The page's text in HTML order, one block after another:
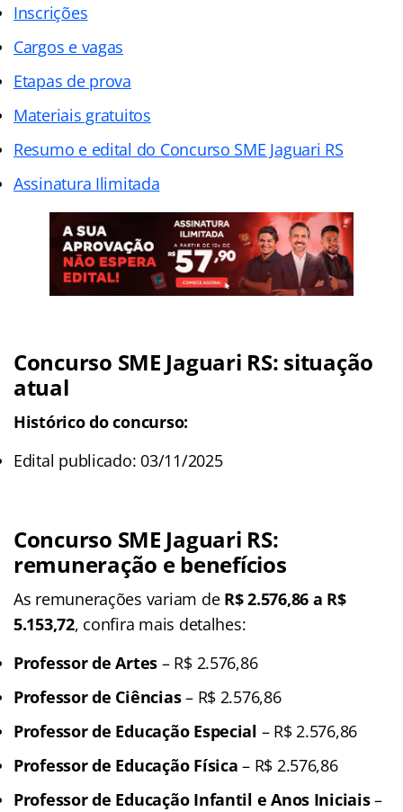
Inscrições
Cargos e vagas
Etapas de prova
Materiais gratuitos
Resumo e edital do Concurso SME Jaguari RS
Assinatura Ilimitada
Concurso SME Jaguari RS: situação
atual
Histórico do concurso:
Edital publicado: 03/11/2025
Concurso SME Jaguari RS:
remuneração e benefícios
As remunerações variam de R$ 2.576,86 a R$
5.153,72, confira mais detalhes:
Professor de Artes – R$ 2.576,86
Professor de Ciências– R$ 2.576,86
Professor de Educação Especial – R$ 2.576,86
Professor de Educação Física – R$ 2.576,86
Professor de Educação Infantil e Anos Iniciais–